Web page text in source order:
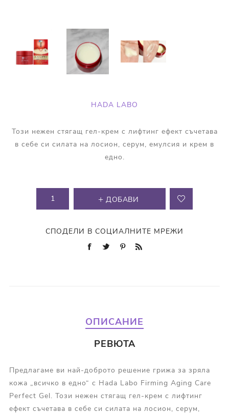
HADA LABO
Този нежен стягащ гел-крем с лифтинг ефект съчетава
в себе си силата на лосион, серум, емулсия и крем в
едно.
ДОБАВИ
СПОДЕЛИ В СОЦИАЛНИТЕ МРЕЖИ
ОПИСАНИЕ
РЕВЮТА
Предлагаме ви най-доброто решение грижа за зряла
кожа „всичко в едно“ с Hada Labo Firming Aging Care
Perfect Gel. Този нежен стягащ гел-крем с лифтинг
ефект съчетава в себе си силата на лосион, серум,